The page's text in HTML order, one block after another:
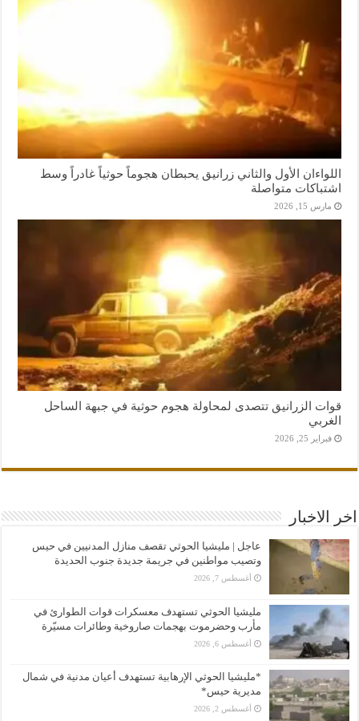
اللواءان الأول والثاني زرانيق يحبطان هجوماً حوثياً غادراً وسط
اشتباكات متواصلة
مارس 15, 2026
قوات الزرانيق تتصدى لمحاولة هجوم حوثية في جبهة الساحل
الغربي
فبراير 25, 2026
اخر الاخبار
عاجل | مليشيا الحوثي تقصف منازل المدنيين في حيس
وتصيب مواطنين في جريمة جديدة جنوب الحديدة
أغسطس 7, 2026
مليشيا الحوثي تستهدف معسكرات قوات الطوارئ في
مأرب وحضرموت بهجمات صاروخية وطائرات مسيّرة
أغسطس 6, 2026
*مليشيا الحوثي الإرهابية تستهدف أعيان مدنية في شمال
مديرية حيس*
أغسطس 2, 2026